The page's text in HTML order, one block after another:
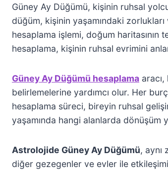
Güney Ay Düğümü, kişinin ruhsal
düğüm, kişinin yaşamındaki
hesaplama işlemi, doğum haritasının
hesaplama, kişinin ruhsal evrimini
Güney Ay Düğümü hesaplama
belirlemelerine yardımcı olur. Her
hesaplama süreci, bireyin ruhsal
yaşamında hangi alanlarda dönüşüm
Astrolojide Güney Ay Düğümü,
diğer gezegenler ve evler ile